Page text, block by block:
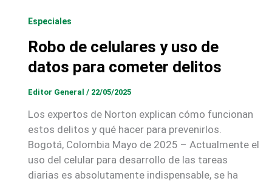
Especiales
Robo de celulares y uso de
datos para cometer delitos
Editor General / 22/05/2025
Los expertos de Norton explican cómo funcionan
estos delitos y qué hacer para prevenirlos.
Bogotá, Colombia Mayo de 2025 – Actualmente el
uso del celular para desarrollo de las tareas
diarias es absolutamente indispensable, se ha